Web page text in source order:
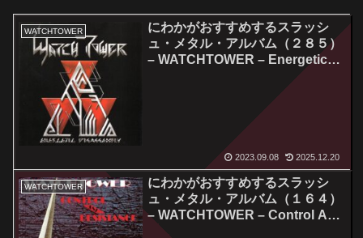
WATCHTOWER
にわかがおすすめするスラッシ
ュ・メタル・アルバム（２８５）
– WATCHTOWER – Energetic
2023.09.08 2025.12.20
WATCHTOWER
にわかがおすすめするスラッシ
ュ・メタル・アルバム（１６４）
– WATCHTOWER – Control And
Resistance